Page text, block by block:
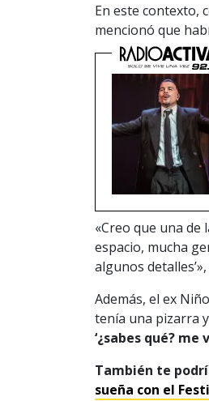
En este contexto,
mencionó que
«Creo que una
espacio, mucha
algunos
Además, el ex
tenía una pizarra
‘¿sabes qué? me
También te
sueña con el